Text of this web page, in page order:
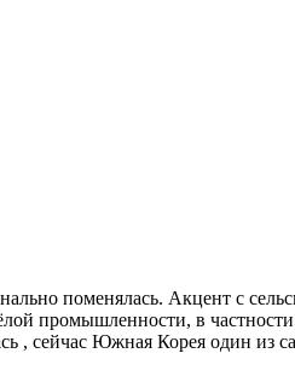
поменялась. Акцент с
промышленности, в частности
, сейчас Южная Корея один из